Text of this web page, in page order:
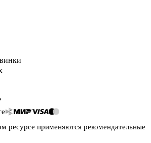
ресурсе применяются рекомендательные